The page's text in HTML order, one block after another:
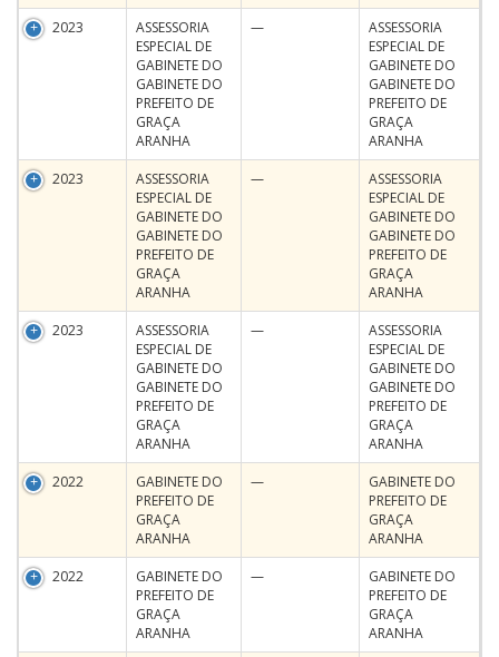
2023
ASSESSORIA
ESPECIAL DE
GABINETE DO
GABINETE DO
PREFEITO DE
GRAÇA
ARANHA
—
ASSESSORIA
ESPECIAL DE
GABINETE DO
GABINETE DO
PREFEITO DE
GRAÇA
ARANHA
2023
ASSESSORIA
ESPECIAL DE
GABINETE DO
GABINETE DO
PREFEITO DE
GRAÇA
ARANHA
—
ASSESSORIA
ESPECIAL DE
GABINETE DO
GABINETE DO
PREFEITO DE
GRAÇA
ARANHA
2023
ASSESSORIA
ESPECIAL DE
GABINETE DO
GABINETE DO
PREFEITO DE
GRAÇA
ARANHA
—
ASSESSORIA
ESPECIAL DE
GABINETE DO
GABINETE DO
PREFEITO DE
GRAÇA
ARANHA
2022
GABINETE DO
PREFEITO DE
GRAÇA
ARANHA
—
GABINETE DO
PREFEITO DE
GRAÇA
ARANHA
2022
GABINETE DO
PREFEITO DE
GRAÇA
ARANHA
—
GABINETE DO
PREFEITO DE
GRAÇA
ARANHA